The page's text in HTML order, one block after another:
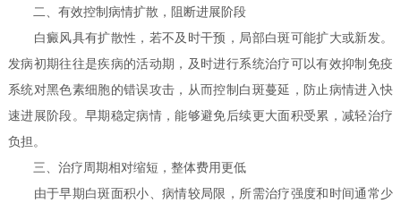
二、有效控制病情扩散，阻断进展阶段
白癜风具有扩散性，若不及时干预，局部白斑可能扩大或新发。
发病初期往往是疾病的活动期，及时进行系统治疗可以有效抑制免疫
系统对黑色素细胞的错误攻击，从而控制白斑蔓延，防止病情进入快
速进展阶段。早期稳定病情，能够避免后续更大面积受累，减轻治疗
负担。
三、治疗周期相对缩短，整体费用更低
由于早期白斑面积小、病情较局限，所需治疗强度和时间通常少